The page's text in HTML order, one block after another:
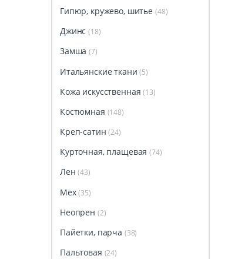
Гипюр, кружево, шитье (48)
Джинс(18)
Замша(7)
Итальянские ткани(5)
Кожа искусственная(13)
Костюмная (148)
Креп-сатин(24)
Курточная, плащевая(74)
Лен(43)
Мех(35)
Неопрен (2)
Пайетки, парча (38)
Пальтовая (24)